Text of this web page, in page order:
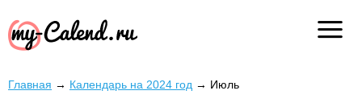
Главная → Календарь на 2024 год → Июль